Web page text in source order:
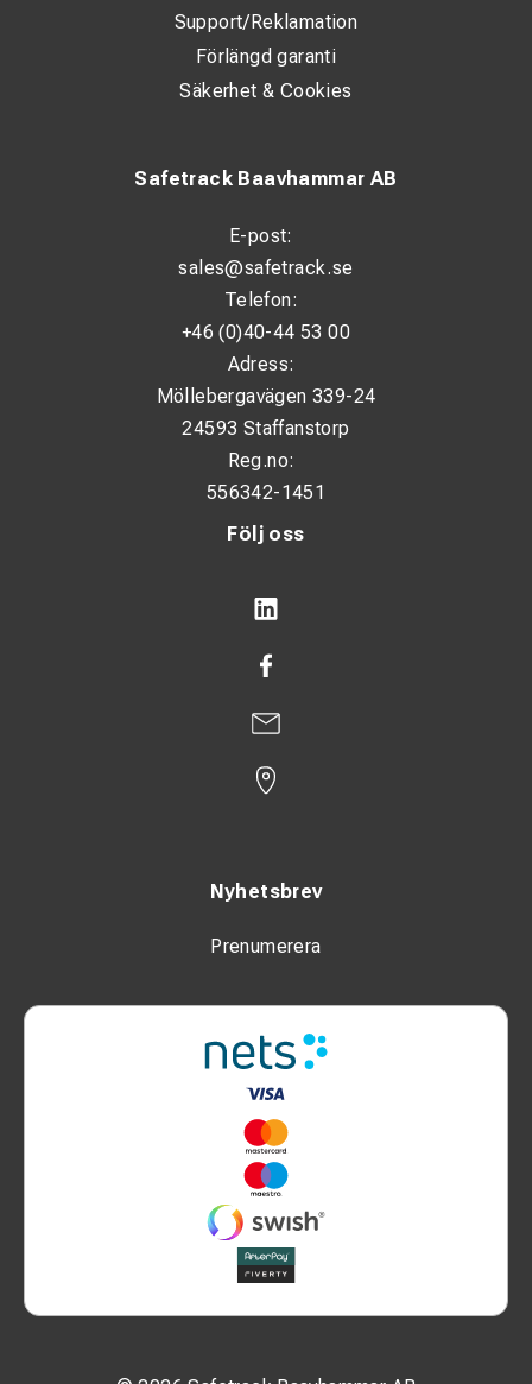
Följ oss
Nyhetsbrev
Prenumerera
Safetrack Baavhammar AB
E-post:
sales@safetrack.se
Telefon:
+46 (0)40-44 53 00
Adress:
Möllebergavägen 339-24
24593 Staffanstorp
Reg.no:
556342-1451
Support/Reklamation
Förlängd garanti
Säkerhet & Cookies